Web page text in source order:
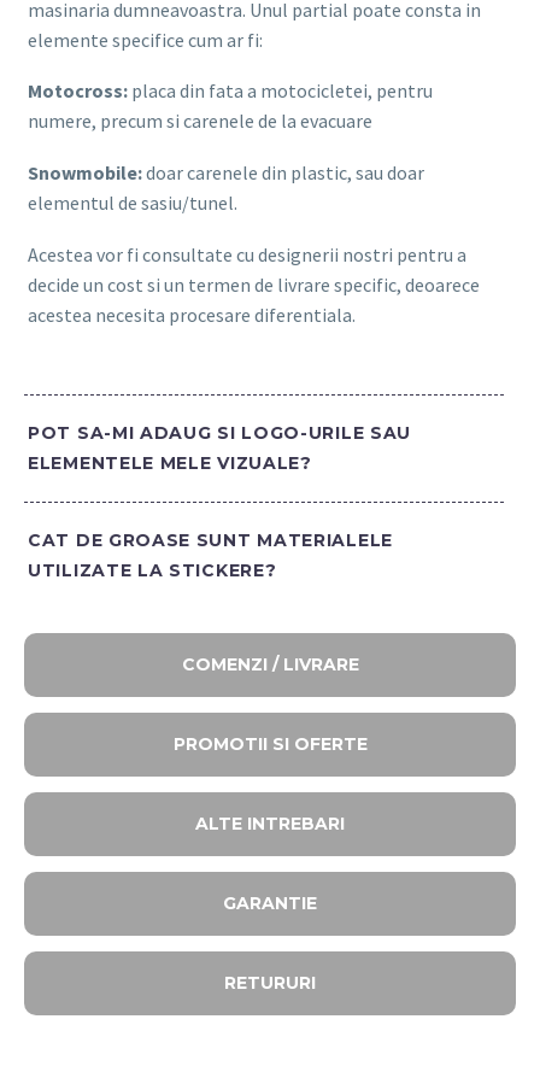
masinaria dumneavoastra. Unul partial poate consta in
elemente specifice cum ar fi:
Motocross: placa din fata a motocicletei, pentru
numere, precum si carenele de la evacuare
Snowmobile:doar carenele din plastic, sau doar
elementul de sasiu/tunel.
Acestea vor fi consultate cu designerii nostri pentru a
decide un cost si un termen de livrare specific, deoarece
acestea necesita procesare diferentiala.
POT SA-MI ADAUG SI LOGO-URILE SAU
ELEMENTELE MELE VIZUALE?
CAT DE GROASE SUNT MATERIALELE
UTILIZATE LA STICKERE?
COMENZI / LIVRARE
PROMOTII SI OFERTE​
ALTE INTREBARI​
GARANTIE
RETURURI